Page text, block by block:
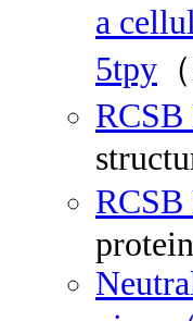
a
5tpy
RCSB
RCSB